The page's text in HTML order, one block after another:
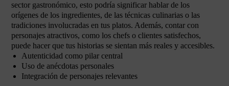
sector gastronómico, esto podría significar hablar de los
orígenes de los ingredientes, de las técnicas culinarias o las
tradiciones involucradas en tus platos. Además, contar con
personajes atractivos, como los chefs o clientes satisfechos,
puede hacer que tus historias se sientan más reales y accesibles.
Autenticidad como pilar central
Uso de anécdotas personales
Integración de personajes relevantes